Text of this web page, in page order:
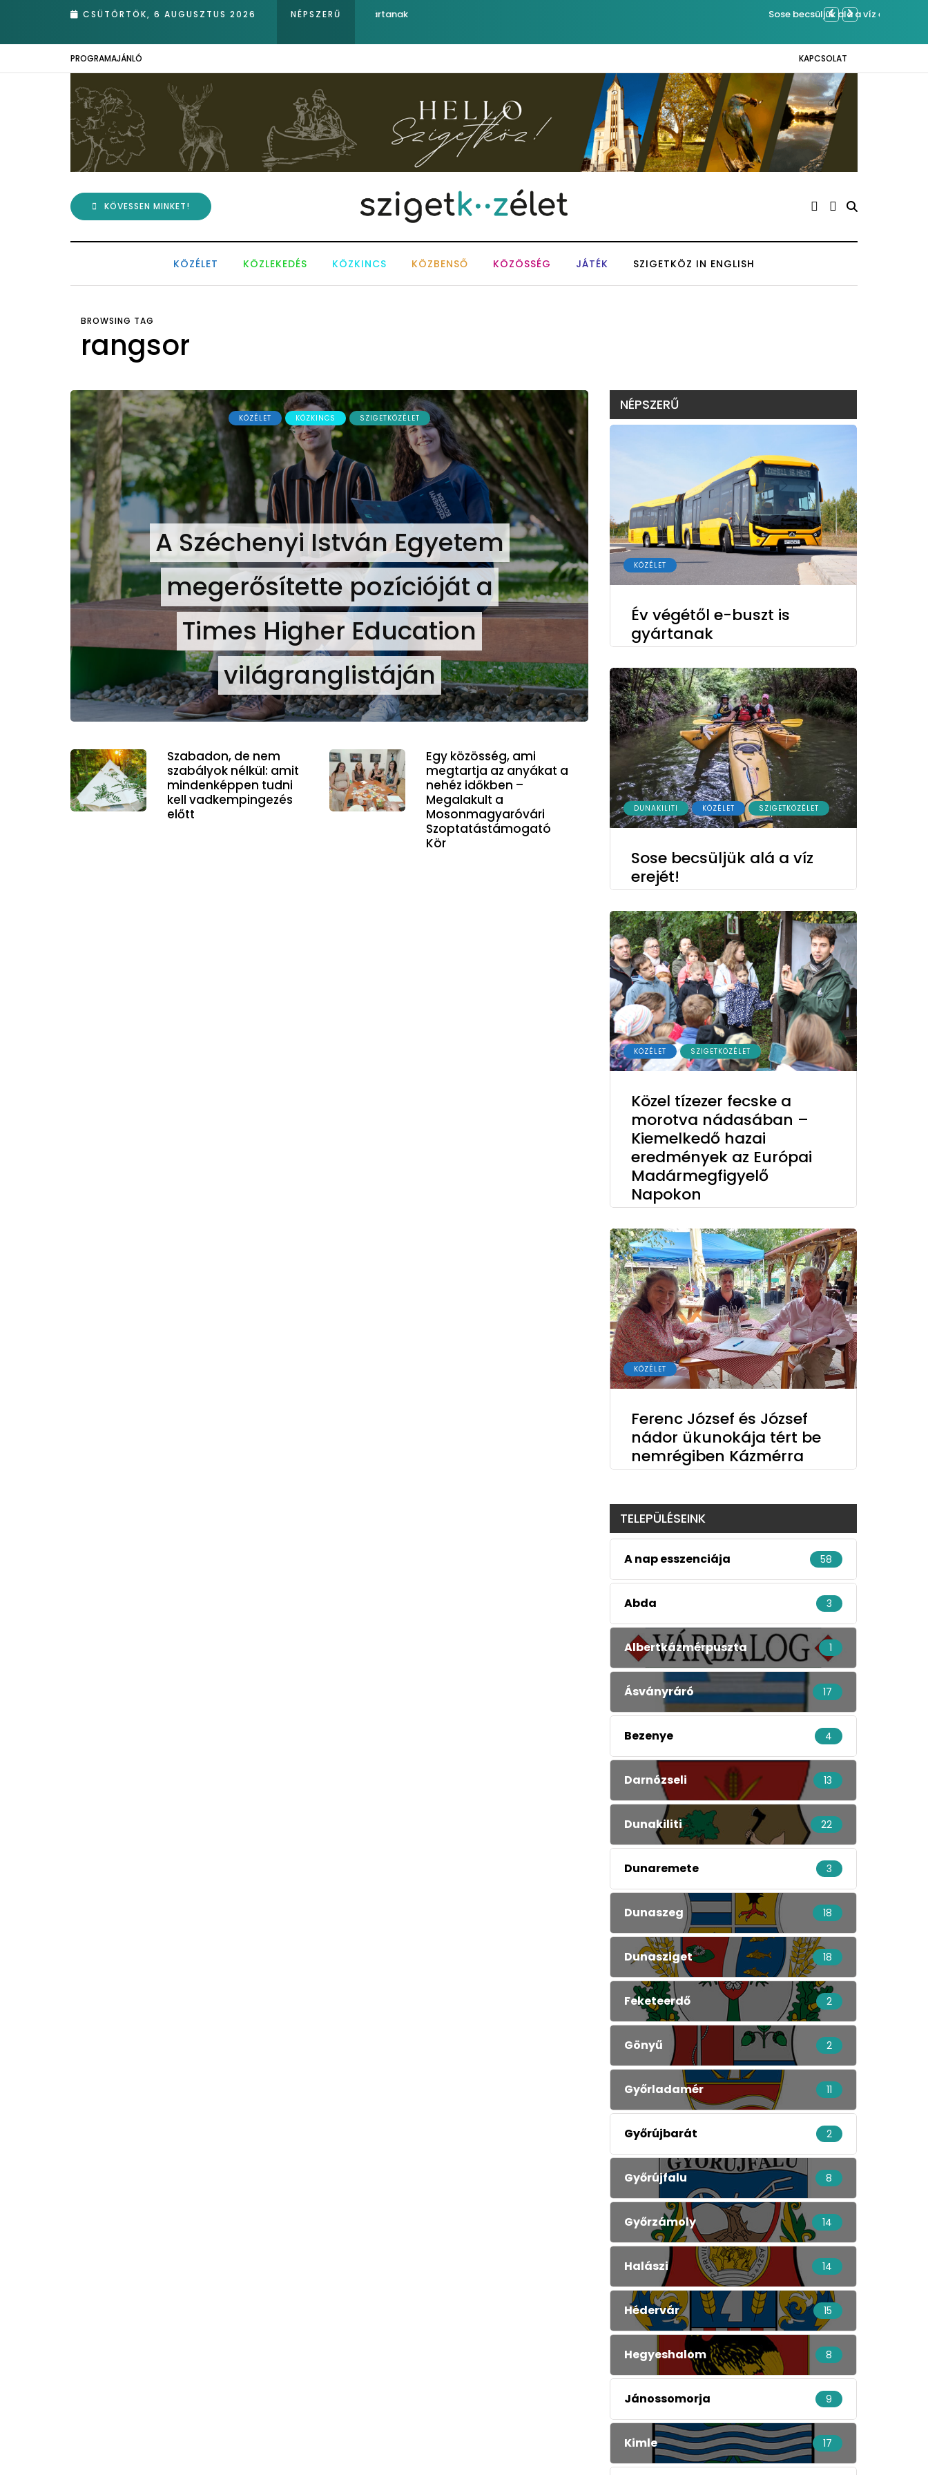
CSÜTÖRTÖK, 6 AUGUSZTUS 2026 NÉPSZERŰ Sose becsüljük alá a víz erejét!
Közel
PROGRAMAJÁNLÓ KAPCSOLAT
KÖVESSEN MINKET!
KÖZÉLET KÖZLEKEDÉS KÖZKINCS KÖZBENSŐ KÖZÖSSÉG JÁTÉK SZIGETKÖZ IN ENGLISH
BROWSING TAG
rangsor
KÖZÉLET KÖZKINCS SZIGETKÖZÉLET
A Széchenyi István Egyetem
megerősítette pozícióját a
Times Higher Education
világranglistáján
Szabadon, de nem
szabályok nélkül: amit
mindenképpen tudni
kell vadkempingezés
előtt
Egy közösség, ami
megtartja az anyákat a
nehéz időkben –
Megalakult a
Mosonmagyaróvári
Szoptatástámogató
Kör
NÉPSZERŰ
KÖZÉLET
Év végétől e-buszt is
gyártanak
DUNAKILITI KÖZÉLET SZIGETKÖZÉLET
Sose becsüljük alá a víz
erejét!
KÖZÉLET SZIGETKÖZÉLET
Közel tízezer fecske a
morotva nádasában –
Kiemelkedő hazai
eredmények az Európai
Madármegfigyelő
Napokon
KÖZÉLET
Ferenc József és József
nádor ükunokája tért be
nemrégiben Kázmérra
TELEPÜLÉSEINK
A nap esszenciája 58
Abda 3
Albertkázmérpuszta 1
Ásványráró 17
Bezenye 4
Darnózseli 13
Dunakiliti 22
Dunaremete 3
Dunaszeg 18
Dunasziget 18
Feketeerdő 2
Gönyű 2
Győrladamér 11
Győrújbarát 2
Győrújfalu 8
Győrzámoly 14
Halászi 14
Hédervár 15
Hegyeshalom 8
Jánossomorja 9
Kimle 17